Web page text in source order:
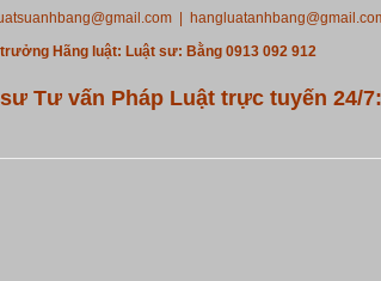
|
Hãng luật: Luật sư: Bằng 0913 092 912
Tư vấn Pháp Luật trực tuyến 24/